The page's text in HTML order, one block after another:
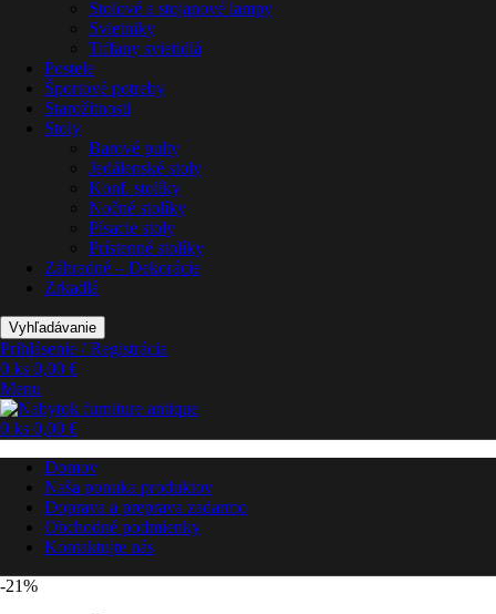
Stolové a stojanové lampy
Svietniky
Tiffany svietidlá
Postele
Športové potreby
Starožitnosti
Stoly
Barové pulty
Jedálenské stoly
Konf. stolíky
Nočné stolíky
Písacie stoly
Prístenné stolíky
Záhradné – Dekorácie
Zrkadlá
Vyhľadávanie
Prihlásenie / Registrácia
0 ks 0,00 €
Menu
0 ks 0,00 €
Domov
Naša ponuka produktov
Doprava a preprava zadarmo
Obchodné podmienky
Kontaktujte nás
-21%